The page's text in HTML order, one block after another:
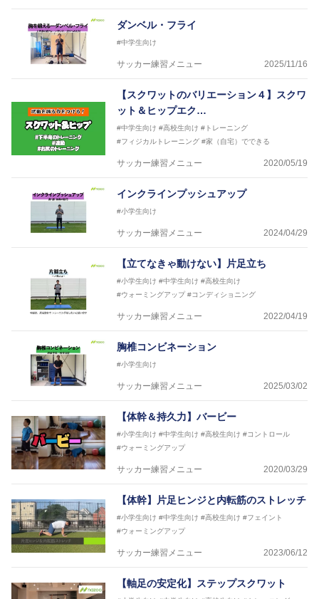
ダンベル・フライ
#中学生向け
サッカー練習メニュー 2025/11/16
【スクワットのバリエーション４】スクワ
ット＆ヒップエク…
#中学生向け #高校生向け #トレーニング
#フィジカルトレーニング #家（自宅）でできる
サッカー練習メニュー 2020/05/19
インクラインプッシュアップ
#小学生向け
サッカー練習メニュー 2024/04/29
【立てなきゃ動けない】片足立ち
#小学生向け #中学生向け #高校生向け
#ウォーミングアップ #コンディショニング
サッカー練習メニュー 2022/04/19
胸椎コンビネーション
#小学生向け
サッカー練習メニュー 2025/03/02
【体幹＆持久力】バービー
#小学生向け #中学生向け #高校生向け #コントロール
#ウォーミングアップ
サッカー練習メニュー 2020/03/29
【体幹】片足ヒンジと内転筋のストレッチ
#小学生向け #中学生向け #高校生向け #フェイント
#ウォーミングアップ
サッカー練習メニュー 2023/06/12
【軸足の安定化】ステップスクワット